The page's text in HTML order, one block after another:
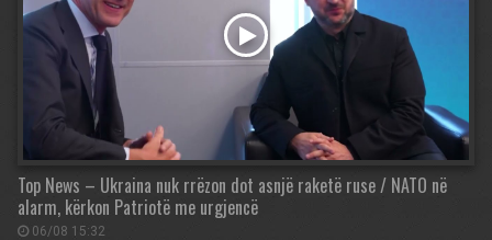
Top News – Ukraina nuk rrëzon dot asnjë raketë ruse / NATO në
alarm, kërkon Patriotë me urgjencë
06/08 15:32